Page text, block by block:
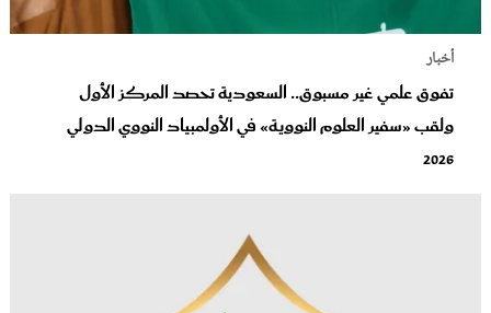
أخبار
تفوق علمي غير مسبوق.. السعودية تحصد المركز الأول
ولقب «سفير العلوم النووية» في الأولمبياد النووي الدولي
2026